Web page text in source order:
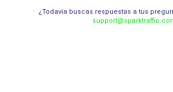
¿Todavía buscas respuestas a tus